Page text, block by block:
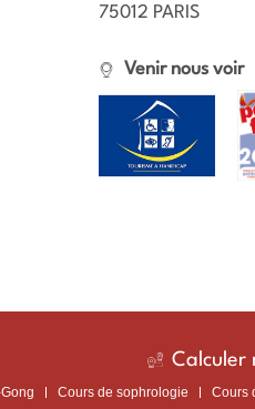
75012 PARIS
Venir nous voir
Calculer
Cours de sophrologie Cours